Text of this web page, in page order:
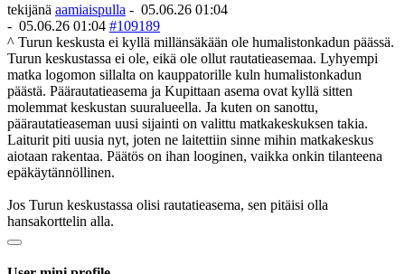
tekijänä aamiaispulla - 05.06.26 01:04
- 05.06.26 01:04 #109189
^ Turun keskusta ei kyllä millänsäkään ole humalistonkadun päässä.
Turun keskustassa ei ole, eikä ole ollut rautatieasemaa. Lyhyempi
matka logomon sillalta on kauppatorille kuln humalistonkadun
päästä. Päärautatieasema ja Kupittaan asema ovat kyllä sitten
molemmat keskustan suuralueella. Ja kuten on sanottu,
päärautatieaseman uusi sijainti on valittu matkakeskuksen takia.
Laiturit piti uusia nyt, joten ne laitettiin sinne mihin matkakeskus
aiotaan rakentaa. Päätös on ihan looginen, vaikka onkin tilanteena
epäkäytännöllinen.
Jos Turun keskustassa olisi rautatieasema, sen pitäisi olla
hansakorttelin alla.